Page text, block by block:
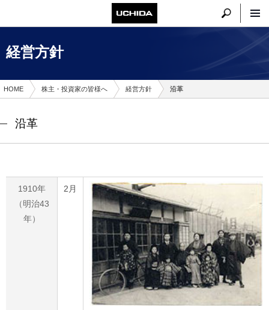
経営方針
HOME 株主・投資家の皆様へ 経営方針 沿革
沿革
1910年
（明治43
年）
2月